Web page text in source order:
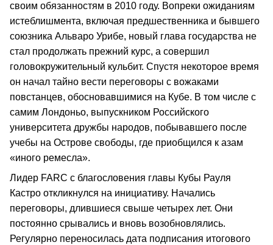
своим обязанностям в 2010 году. Вопреки ожиданиям
истеблишмента, включая предшественника и бывшего
союзника Альваро Урибе, новый глава государства не
стал продолжать прежний курс, а совершил
головокружительный кульбит. Спустя некоторое время
он начал тайно вести переговоры с вожаками
повстанцев, обосновавшимися на Кубе. В том числе с
самим Лондоньо, выпускником Российского
университета дружбы народов, побывавшего после
учебы на Острове свободы, где приобщился к азам
«иного ремесла».
Лидер FARC с благословения главы Кубы Рауля
Кастро откликнулся на инициативу. Начались
переговоры, длившиеся свыше четырех лет. Они
постоянно срывались и вновь возобновлялись.
Регулярно переносилась дата подписания итогового